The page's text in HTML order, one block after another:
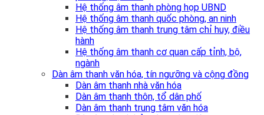
Hệ thống âm thanh phòng họp UBND
Hệ thống âm thanh quốc phòng, an ninh
Hệ thống âm thanh trung tâm chỉ huy, điều
hành
Hệ thống âm thanh cơ quan cấp tỉnh, bộ,
ngành
Dàn âm thanh văn hóa, tín ngưỡng và cộng đồng
Dàn âm thanh nhà văn hóa
Dàn âm thanh thôn, tổ dân phố
Dàn âm thanh trung tâm văn hóa